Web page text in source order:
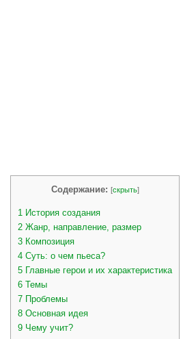
Содержание: [скрыть]
1
История создания
2 Жанр, направление, размер
3 Композиция
4 Суть: о чем пьеса?
5 Главные герои и их характеристика
6 Темы
7 Проблемы
8 Основная идея
9 Чему учит?